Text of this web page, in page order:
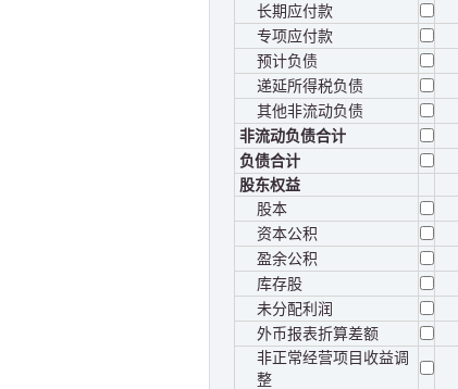
长期应付款
专项应付款
预计负债
递延所得税负债
其他非流动负债
非流动负债合计
负债合计
股东权益
股本
资本公积
盈余公积
库存股
未分配利润
外币报表折算差额
非正常经营项目收益调
整